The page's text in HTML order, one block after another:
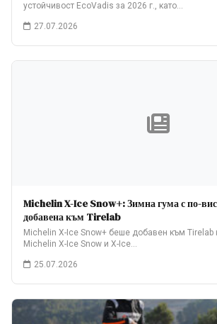
устойчивост EcoVadis за 2026 г., като…
27.07.2026
Michelin X-Ice Snow+: Зимна гума с по-
добавена към Tirelab
Michelin X-Ice Snow+ беше добавен към Tirelab
Michelin X-Ice Snow и X-Ice…
25.07.2026